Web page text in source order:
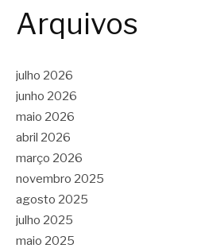
Arquivos
julho 2026
junho 2026
maio 2026
abril 2026
março 2026
novembro 2025
agosto 2025
julho 2025
maio 2025